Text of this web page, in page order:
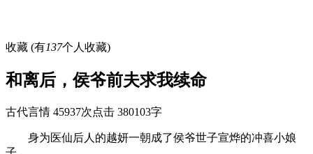
收藏 (有137个人收藏)
和离后，侯爷前夫求我续命
古代言情 45937次点击 380103字
身为医仙后人的越妍一朝成了侯爷世子宣烨的冲喜小娘